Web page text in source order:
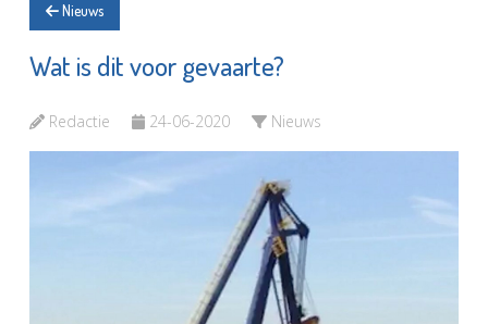
Nieuws
Wat is dit voor gevaarte?
Redactie 24-06-2020 Nieuws